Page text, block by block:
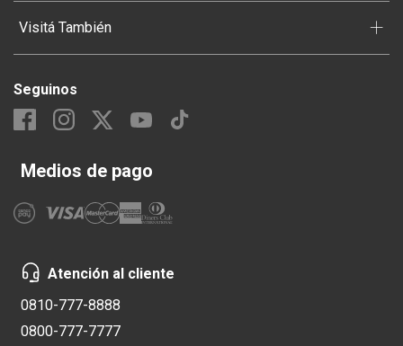
Visitá También +
Seguinos
Medios de pago
Atención al cliente
0810-777-8888
0800-777-7777